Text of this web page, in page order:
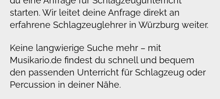
starten. Wir leitet deine Anfrage direkt an
erfahrene Schlagzeuglehrer in Würzburg weiter.
Keine langwierige Suche mehr – mit
Musikario.de findest du schnell und bequem
den passenden Unterricht für Schlagzeug oder
Percussion in deiner Nähe.